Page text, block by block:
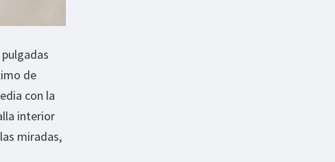
de
con la
interior
miradas,